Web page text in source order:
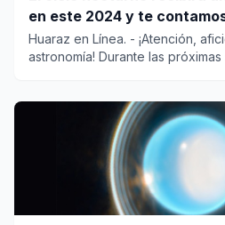
en este 2024 y te
Huaraz en Línea. - ¡Atención,
astronomía! Durante las